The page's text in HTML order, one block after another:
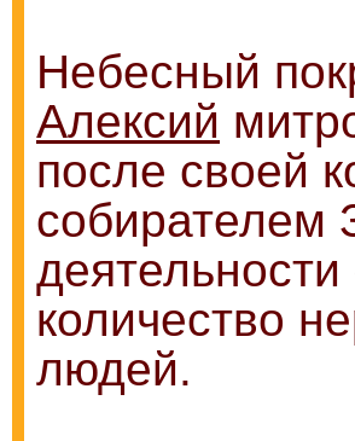
Небесный
Алексий
после своей
собирателем
количество
людей.